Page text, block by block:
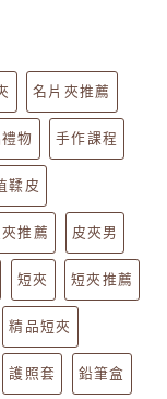
名片夾推薦
物 手作課程
鞣皮
夾推薦 皮夾男
短夾 短夾推薦
精品短夾
護照套 鉛筆盒